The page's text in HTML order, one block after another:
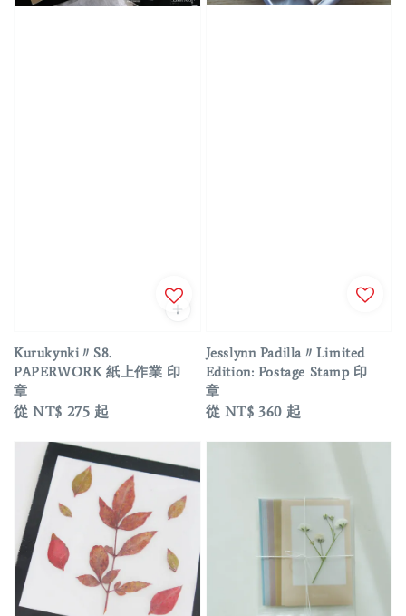
Kurukynki〃S8.
PAPERWORK 紙上作業 印
章
Regular
從NT$ 275 起
Jesslynn Padilla〃Limited
Edition: Postage Stamp 印
章
Regular
從 NT$ 360起